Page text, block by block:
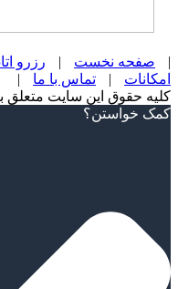
| صفحه نخست | رزرو
امکانات
| تماس با ما
|
کلیه حقوق این سایت
Scroll
کمک خواستن؟